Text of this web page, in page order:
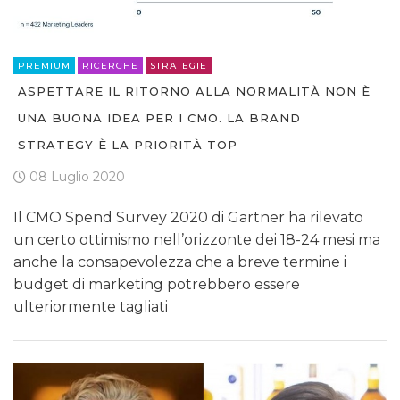
PREMIUM RICERCHE STRATEGIE
ASPETTARE IL RITORNO ALLA NORMALITÀ NON È
UNA BUONA IDEA PER I CMO. LA BRAND
STRATEGY È LA PRIORITÀ TOP
08 Luglio 2020
Il CMO Spend Survey 2020 di Gartner ha rilevato
un certo ottimismo nell’orizzonte dei 18-24 mesi ma
anche la consapevolezza che a breve termine i
budget di marketing potrebbero essere
ulteriormente tagliati